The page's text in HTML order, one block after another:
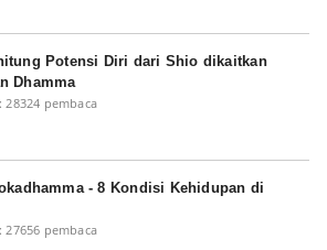
Potensi Diri dari Shio dikaitkan
Dhamma
28324 pembaca
- 8 Kondisi Kehidupan di
27656 pembaca